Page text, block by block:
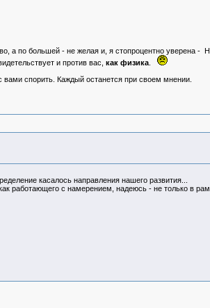
а по большей - не желая и, я стопроцентно уверена
и против вас, как физика.
спорить. Каждый останется при своем мнении.
касалось направления нашего развития...
работающего с намерением, надеюсь - не только в